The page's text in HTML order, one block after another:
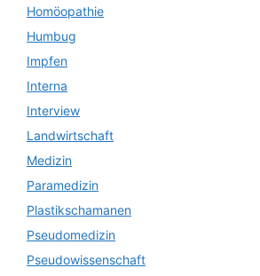
Homöopathie
Humbug
Impfen
Interna
Interview
Landwirtschaft
Medizin
Paramedizin
Plastikschamanen
Pseudomedizin
Pseudowissenschaft